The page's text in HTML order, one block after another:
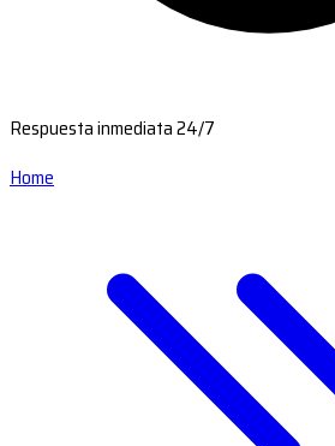
Respuesta inmediata 24/7
Home